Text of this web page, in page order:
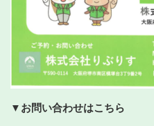
▼お問い合わせはこちら